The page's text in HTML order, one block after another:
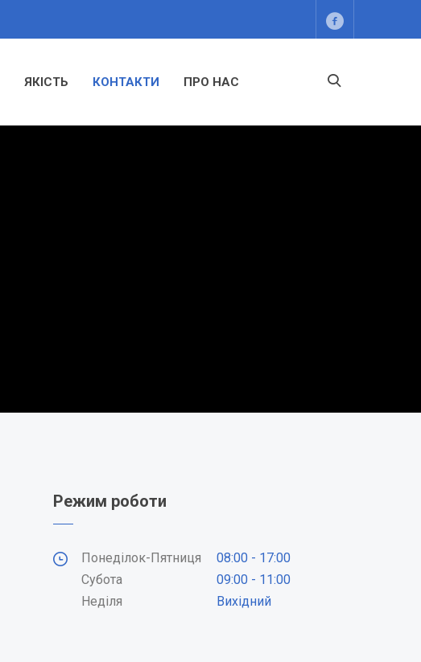
ЯКІСТЬ КОНТАКТИ ПРО НАС
Режим роботи
Понеділок-Пятниця
08:00 - 17:00
Субота
09:00 - 11:00
Неділя
Вихідний